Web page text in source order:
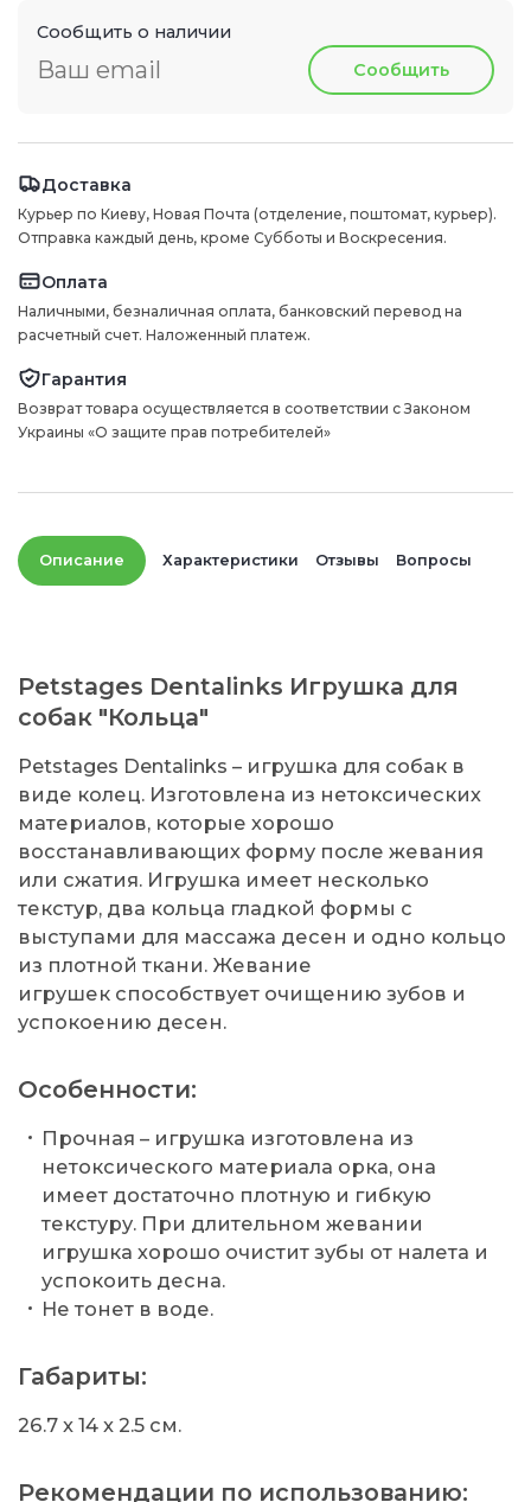
Сообщить о наличии
Сообщить
Доставка
Курьер по Киеву, Новая Почта (отделение, поштомат, курьер).
Отправка каждый день, кроме Субботы и Воскресения.
Оплата
Наличными, безналичная оплата, банковский перевод на
расчетный счет. Наложенный платеж.
Гарантия
Возврат товара осуществляется в соответствии с Законом
Украины «О защите прав потребителей»
Описание Характеристики Отзывы Вопросы
Petstages Dentalinks Игрушка для
собак "Кольца"
Petstages Dentalinks – игрушка для собак в
виде колец. Изготовлена из нетоксических
материалов, которые хорошо
восстанавливающих форму после жевания
или сжатия. Игрушка имеет несколько
текстур, два кольца гладкой формы с
выступами для массажа десен и одно кольцо
из плотной ткани. Жевание
игрушек способствует очищению зубов и
успокоению десен.
Особенности:
Прочная – игрушка изготовлена из
нетоксического материала орка, она
имеет достаточно плотную и гибкую
текстуру. При длительном жевании
игрушка хорошо очистит зубы от налета и
успокоить десна.
Не тонет в воде.
Габариты:
26.7 x 14 x 2.5 см.
Рекомендации по использованию: